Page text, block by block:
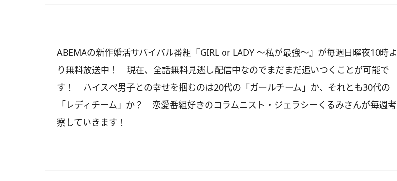
ABEMAの新作婚活サバイバル番組『GIRL or LADY 〜私が最強〜』が毎週日曜夜10時よ
り無料放送中！ 現在、全話無料見逃し配信中なのでまだまだ追いつくことが可能で
す！ ハイスぺ男子との幸せを掴むのは20代の「ガールチーム」か、それとも30代の
「レディチーム」か？ 恋愛番組好きのコラムニスト・ジェラシーくるみさんが毎週考
察していきます！